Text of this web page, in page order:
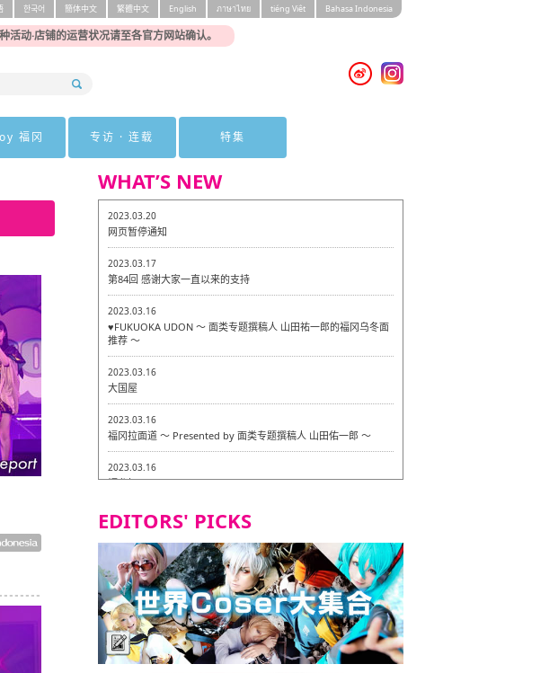
动·店铺的运营状况请至各官方网站确认。
한국어 簡体中文 繁體中文 English ภาษาไทย tiéng Viêt Bahasa Indonesia
福冈 专访 · 连载 特集
WHAT’S NEW
2023.03.20
网页暂停通知
2023.03.17
第84回 感谢大家一直以来的支持
2023.03.16
♥FUKUOKA UDON ～ 面类专题撰稿人 山田祐一郎的福冈乌冬面
推荐 ～
2023.03.16
大国屋
2023.03.16
福冈拉面道 〜 Presented by 面类专题撰稿人 山田佑一郎 〜
2023.03.16
福龙轩
2023.03.07
Isogiyokarazu 博多总店 〜 严格素食主义・素食主义者的菜单试
的试吃之旅 in 福冈市！〜
2023.03.07
严格素食主义・素食主义者的菜单试的试吃之旅 in 福冈市！
2023.03.02
Little Stand 大名店 〜 严格素食主义・素食主义者的菜单试的试
吃之旅 in 福冈市！〜
EDITORS' PICKS